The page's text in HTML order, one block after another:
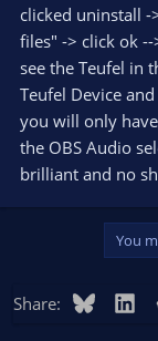
clicked uninstall -
files" -> click ok
see the Teufel in
Teufel Device
you will only have
the OBS Audio
brilliant and no
You
Share: Bluesky